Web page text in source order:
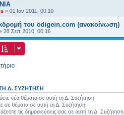
» 01 Ιαν 2011, 00:10
του odigein.com (ανακοίνωση)
28 Σεπ 2010, 00:16
Δ. ΣΥΖΉΤΗΣΗ
νέα θέματα σε αυτή τη Δ. Συζήτηση
σε θέματα σε αυτή τη Δ. Συζήτηση
τις δημοσιεύσεις σας σε αυτή τη Δ. Συζήτηση